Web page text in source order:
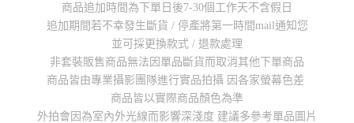
商品追加時間為下單日後7-30個工作天不含假日
追加期間若不幸發生斷貨 / 停產將第一時間mail通知您
並可採更換款式 / 退款處理
非套裝販售商品無法因單品斷貨而取消其他下單商品
商品皆由專業攝影團隊進行實品拍攝 因各家螢幕色差
商品皆以實際商品顏色為準
外拍會因為室內外光線而影響深淺度 建議多參考單品圖片